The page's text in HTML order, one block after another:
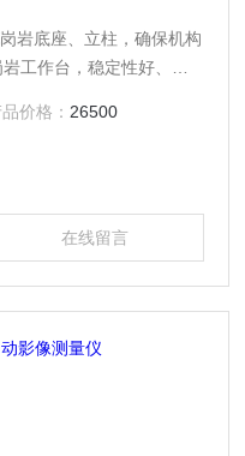
岩底座、立柱，确保机构
工作台，稳定性好、强
统，三轴直流伺服电机4.
，确保拥有高质量的
价格： 26500
在线留言